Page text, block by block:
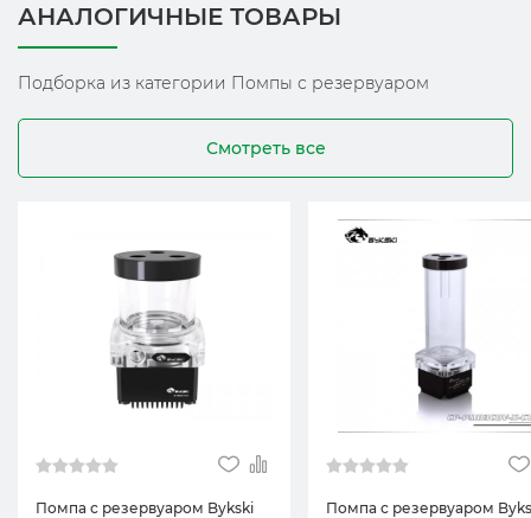
АНАЛОГИЧНЫЕ ТОВАРЫ
Подборка из категории Помпы с резервуаром
Смотреть все
Помпа с резервуаром Bykski
Помпа с резервуаром